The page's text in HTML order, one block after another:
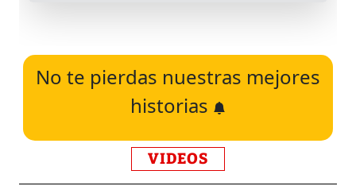
No te pierdas nuestras mejores
historias
VIDEOS